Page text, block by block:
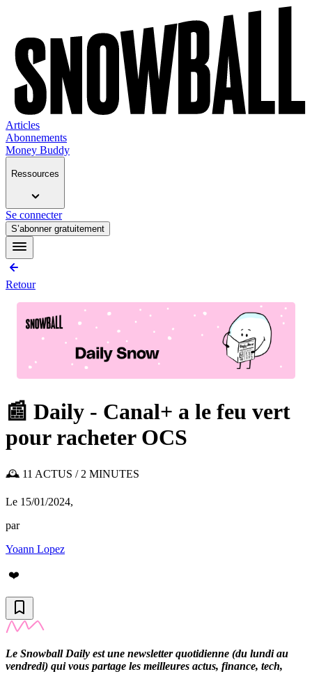
Articles
Abonnements
Money Buddy
Ressources
Se connecter
S’abonner gratuitement
Retour
📰 Daily - Canal+ a le feu vert
pour racheter OCS
🕰️ 11 ACTUS / 2 MINUTES
Le 15/01/2024,
par
Yoann Lopez
❤️
Le Snowball Daily est une newsletter quotidienne (du lundi au
vendredi) qui vous partage les meilleures actus, finance, tech,